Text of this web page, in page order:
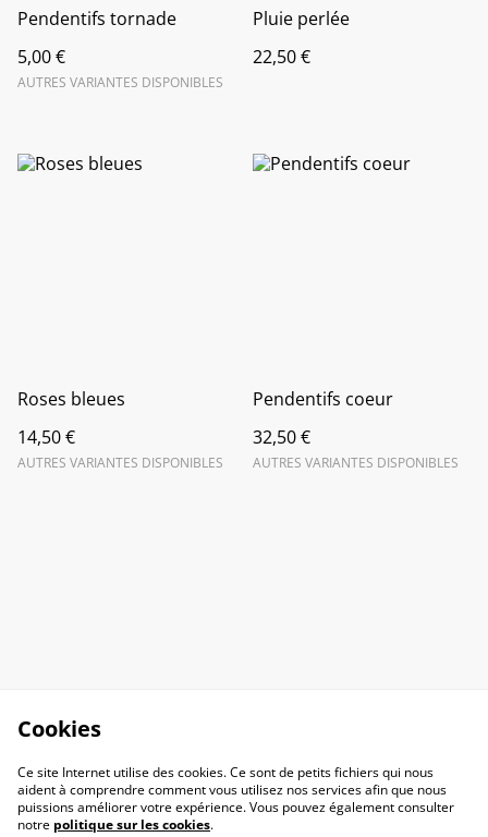
Pendentifs tornade
5,00 €
AUTRES VARIANTES DISPONIBLES
Pluie perlée
22,50 €
Roses bleues
14,50 €
AUTRES VARIANTES DISPONIBLES
Pendentifs coeur
32,50 €
AUTRES VARIANTES DISPONIBLES
Cookies
Ce site Internet utilise des cookies. Ce sont de petits fichiers qui nous
aident à comprendre comment vous utilisez nos services afin que nous
puissions améliorer votre expérience. Vous pouvez également consulter
notre politique sur les cookies.